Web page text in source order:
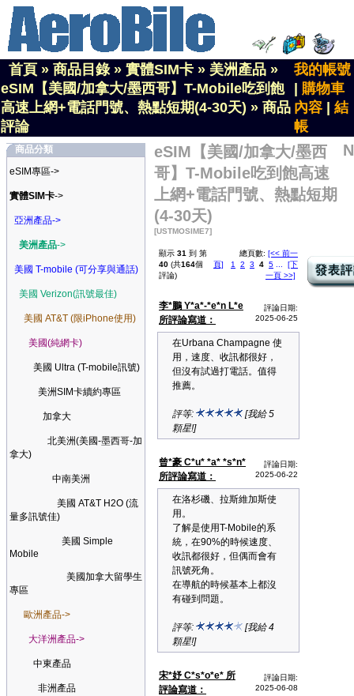
首頁 » 商品目錄» 實體SIM卡 » 美洲產品 »
eSIM【美國/加拿大/墨西哥】T-Mobile吃到飽
高速上網+電話門號、熱點短期(4-30天) » 商品
評論
我的帳號
購物車
內容
結
帳
商品分類
eSIM專區->
實體SIM卡->
亞洲產品->
美洲產品->
美國 T-mobile (可分享與通話)
美國 Verizon(訊號最佳)
美國 AT&T (限iPhone使用)
美國(純網卡)
美國 Ultra (T-mobile訊號)
美洲SIM卡續約專區
加拿大
北美洲(美國-墨西哥-加
拿大)
中南美洲
美國 AT&T H2O (流
量多訊號佳)
美國 Simple
Mobile
美國加拿大留學生
專區
歐洲產品->
大洋洲產品->
中東產品
非洲產品
eSIM【美國/加拿大/墨西
哥】T-Mobile吃到飽高速
上網+電話門號、熱點短期
(4-30天)
[USTMOSIME7]
顯示 31 到 第
40 (共164個
評論)
總頁數: [<< 前一
頁]
1 2 3 4 5
[下
一頁 >>]
李*鵬 Y*a*-*e*n L*e
所評論寫道：
評論日期:
2025-06-25
在Urbana Champagne 使
用，速度、收訊都很好，
但沒有試過打電話。值得
推薦。
評等:
[我給 5
顆星!]
曾*豪 C*u* *a* *s*n*
所評論寫道：
評論日期:
2025-06-22
在洛杉磯、拉斯維加斯使
用。
了解是使用T-Mobile的系
統，在90%的時候速度、
收訊都很好，但偶而會有
訊號死角。
在導航的時候基本上都沒
有碰到問題。
評等:
[我給 4
顆星!]
宋*妤 C*s*o*e* 所
評論寫道：
評論日期:
2025-06-08